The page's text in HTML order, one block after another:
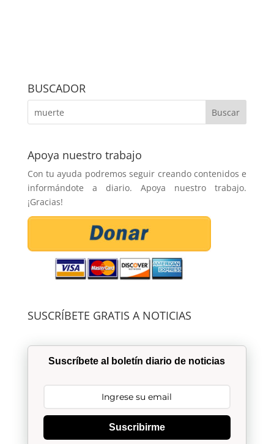
BUSCADOR
Apoya nuestro trabajo
Con tu ayuda podremos seguir creando contenidos e
informándote a diario. Apoya nuestro trabajo.
¡Gracias!
SUSCRÍBETE GRATIS A NOTICIAS
Suscríbete al boletín diario de noticias
Suscribirme